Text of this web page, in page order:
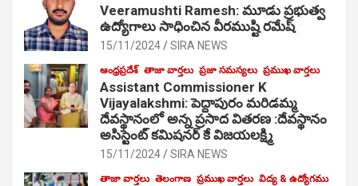
Veeramushti Ramesh: మూడు ప్రభుత్వ
ఉద్యోగాలు సాధించిన వీరముష్టి రమేష్
15/11/2024 SIRA NEWS
ఆంధ్రప్రదేశ్ తాజా వార్తలు ప్రజా సమస్యలు ప్రముఖ వార్తలు
Assistant Commissioner K
Vijayalakshmi: పెద్దాపురం మరిడమ్మ
దేవస్థానంలో అన్న ప్రసాద వితరణ :దేవస్థానం
అసిస్టెంట్ కమిషనర్ కే విజయలక్ష్మి
15/11/2024 SIRA NEWS
తాజా వార్తలు తెలంగాణ ప్రముఖ వార్తలు విద్య & ఉద్యోగము